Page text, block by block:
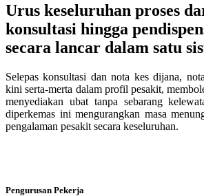
Urus keseluruhan proses
konsultasi hingga
secara lancar dalam satu
Selepas konsultasi dan nota kes dijana,
kini serta-merta dalam profil pesakit,
menyediakan ubat tanpa sebarang
diperkemas ini mengurangkan masa
pengalaman pesakit secara keseluruhan.
Pengurusan Pekerja